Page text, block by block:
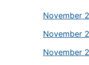
November
November
November